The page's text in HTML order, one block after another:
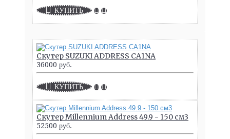
КУПИТЬ
Скутер SUZUKI ADDRESS CA1NA
36000 руб.
КУПИТЬ
Скутер Millennium Address 49.9 - 150 см3
52500 руб.